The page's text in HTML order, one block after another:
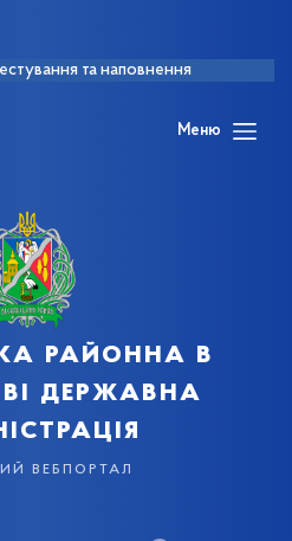
та наповнення
Меню
районна в
державна
вебпортал